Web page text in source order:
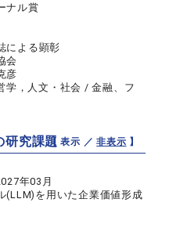
ナル賞
による顕彰
会
彦
学，人文・社会 / 金融、フ
研究課題【 表示 ／非表示 】
年03月
(LLM)を用いた企業価値形成